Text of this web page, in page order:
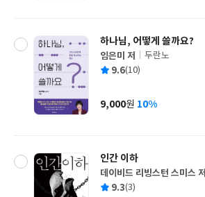
하나님, 어떻게 쓸까요?
글
쓴
임은미 저
출
사
두란노
평 9.6(10)
가
9,000원 10%
인간 이하
글
쓴
데이비드 리빙스턴 스미스 저
출
평 9.3(3)